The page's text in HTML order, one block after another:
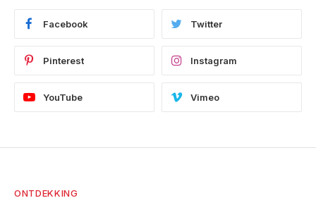
Facebook Twitter
Pinterest Instagram
YouTube Vimeo
ONTDEKKING